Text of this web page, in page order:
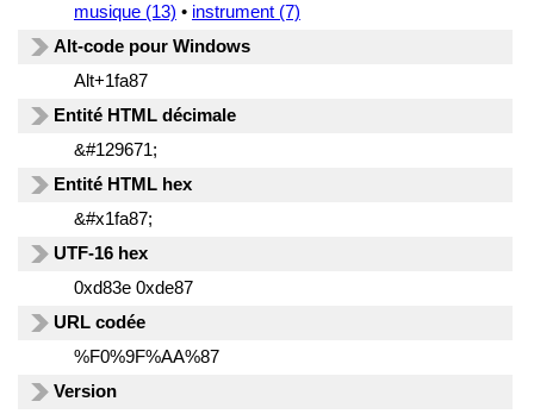
musique (13) • instrument (7)
Alt-code pour Windows
Alt+1fa87
Entité HTML décimale
&#129671;
Entité HTML hex
&#x1fa87;
UTF-16 hex
0xd83e 0xde87
URL codée
%F0%9F%AA%87
Version